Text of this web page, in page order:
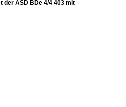
der ASD BDe 4/4 403 mit